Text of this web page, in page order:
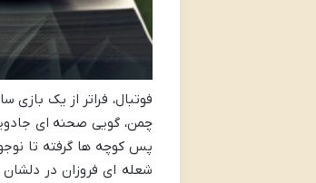
فوتبال، فراتر از یک
چمن، گویی صحنه ای
پس کوچه ها گرفته تا
شعله ای فروزان در